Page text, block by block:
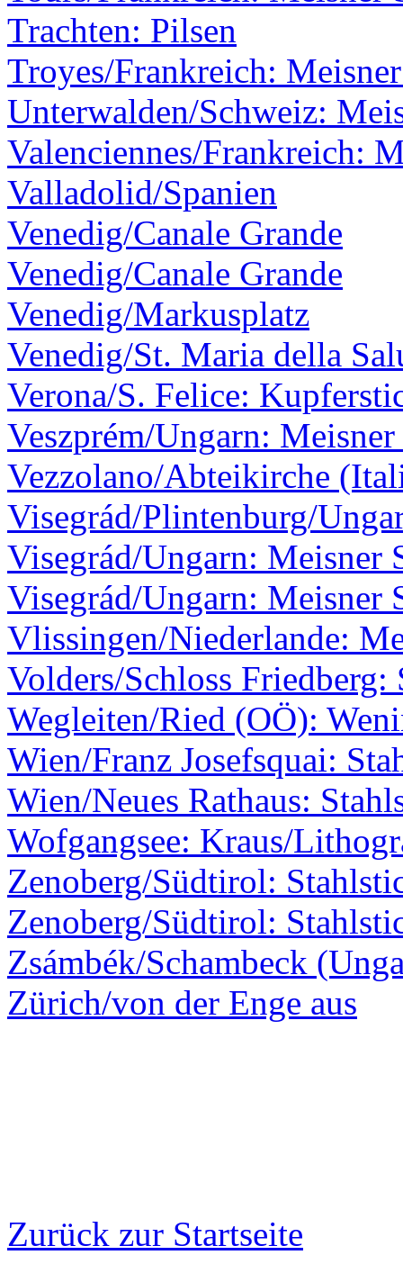
Trachten: Pilsen
Troyes/Frankreich:
Unterwalden/Schweiz:
Valenciennes/Frankreich:
Valladolid/Spanien
Venedig/Canale Grande
Venedig/Canale Grande
Venedig/Markusplatz
Venedig/St. Maria della
Verona/S. Felice:
Veszprém/Ungarn:
Vezzolano/Abteikirche
Visegrád/Plintenburg/
Visegrád/Ungarn: Meisner
Visegrád/Ungarn: Meisner
Vlissingen/Niederlande:
Volders/Schloss Friedberg:
Wegleiten/Ried (OÖ):
Wien/Franz Josefsquai:
Wien/Neues Rathaus:
Wofgangsee: Kraus/
Zenoberg/Südtirol:
Zenoberg/Südtirol:
Zsámbék/Schambeck
Zürich/von der Enge aus
Zurück zur Startseite